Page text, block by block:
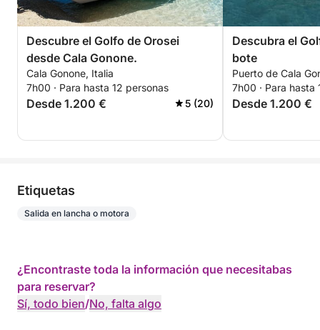
Descubre el Golfo de Orosei
desde Cala Gonone.
Cala Gonone, Italia
7h00 · Para hasta 12 personas
Desde 1.200 € 5 (20)
Descubra el
bote
Puerto de Cala
7h00 · Para hasta
Desde 1.200 €
Etiquetas
Salida en lancha o motora
¿Encontraste toda la información que necesitabas
para reservar?
Sí, todo bien/No, falta algo